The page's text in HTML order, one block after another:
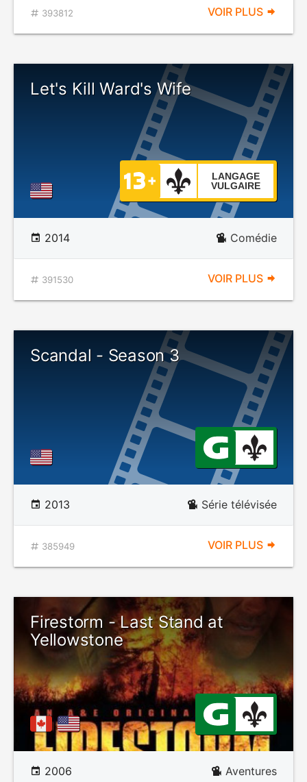
393812 VOIR PLUS
Let's Kill Ward's Wife
LANGAGE
VULGAIRE
2014 Comédie
391530 VOIR PLUS
Scandal - Season 3
2013 Série télévisée
385949 VOIR PLUS
Firestorm - Last Stand at
Yellowstone
2006 Aventures